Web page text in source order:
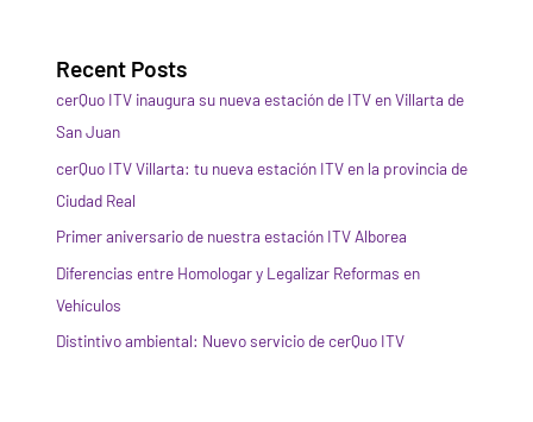
Recent Posts
cerQuo ITV inaugura su nueva estación de ITV en Villarta de
San Juan
cerQuo ITV Villarta: tu nueva estación ITV en la provincia de
Ciudad Real
Primer aniversario de nuestra estación ITV Alborea
Diferencias entre Homologar y Legalizar Reformas en
Vehículos
Distintivo ambiental: Nuevo servicio de cerQuo ITV